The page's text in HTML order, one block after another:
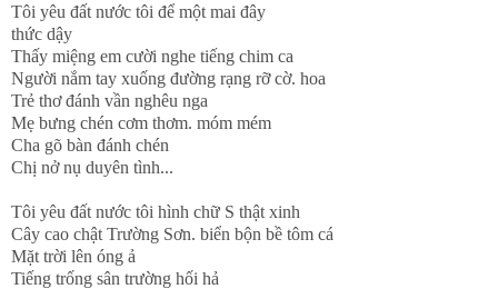
Tôi yêu đất nước tôi để một mai đây
thức dậy
Thấy miệng em cười nghe tiếng chim ca
Người nắm tay xuống đường rạng rỡ cờ. hoa
Trẻ thơ đánh vần nghêu nga
Mẹ bưng chén cơm thơm. móm mém
Cha gõ bàn đánh chén
Chị nở nụ duyên tình...
Tôi yêu đất nước tôi hình chữ S thật xinh
Cây cao chật Trường Sơn. biển bộn bề tôm cá
Mặt trời lên óng ả
Tiếng trống sân trường hối hả